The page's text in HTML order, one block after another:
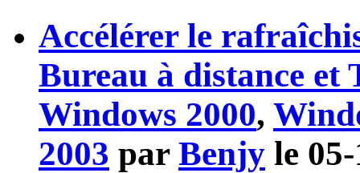
Accélérer le
Bureau à distance et
Windows 2000,
2003 par Benjy le